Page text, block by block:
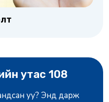
утас 108
уу? Энд дарж